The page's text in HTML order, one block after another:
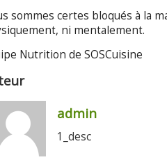
sommes certes bloqués à la
ni mentalement.
Nutrition de SOSCuisine
admin
1_desc